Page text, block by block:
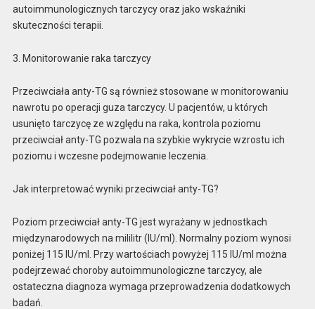
autoimmunologicznych tarczycy oraz jako wskaźniki
skuteczności terapii.
3. Monitorowanie raka tarczycy
Przeciwciała anty-TG są również stosowane w monitorowaniu
nawrotu po operacji guza tarczycy. U pacjentów, u których
usunięto tarczycę ze względu na raka, kontrola poziomu
przeciwciał anty-TG pozwala na szybkie wykrycie wzrostu ich
poziomu i wczesne podejmowanie leczenia.
Jak interpretować wyniki przeciwciał anty-TG?
Poziom przeciwciał anty-TG jest wyrażany w jednostkach
międzynarodowych na mililitr (IU/ml). Normalny poziom wynosi
poniżej 115 IU/ml. Przy wartościach powyżej 115 IU/ml można
podejrzewać choroby autoimmunologiczne tarczycy, ale
ostateczna diagnoza wymaga przeprowadzenia dodatkowych
badań.